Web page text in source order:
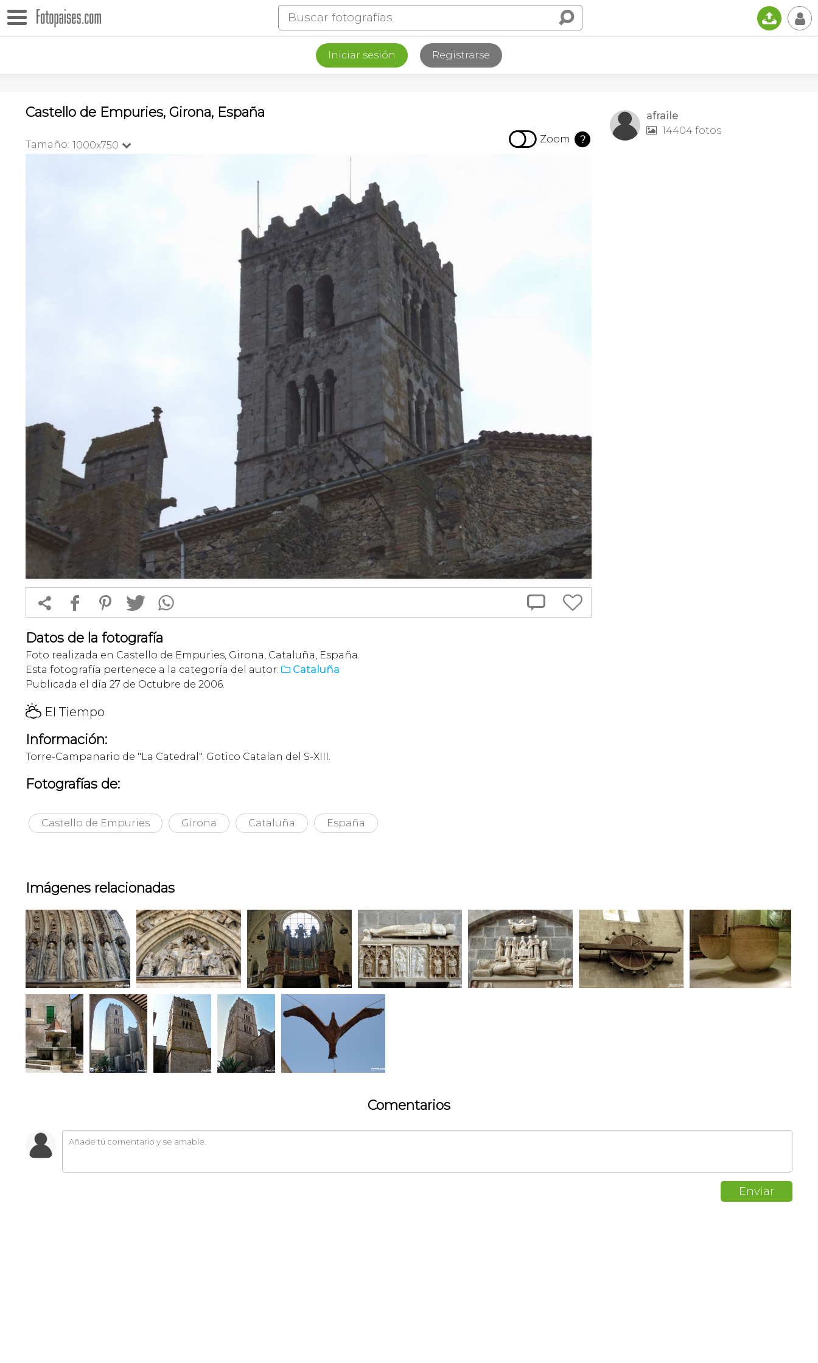
📤 👤
Iniciar sesión Registrarse
Castello de Empuries, Girona, España
Tamaño: 1000x750   Zoom ?
 f 1 T  
Datos de la fotografía
Foto realizada en Castello de Empuries, Girona, Cataluña, España.
Esta fotografía pertenece a la categoría del autor:  Cataluña
Publicada el día 27 de Octubre de 2006.
H El Tiempo
Información:
Torre-Campanario de "La Catedral". Gotico Catalan del S-XIII.
Fotografías de:
Castello de Empuries Girona Cataluña España
afraile
 14404 fotos
Imágenes relacionadas
Comentarios